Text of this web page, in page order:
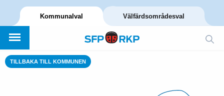
Kommunalval Välfärdsområdesval
TILLBAKA TILL KOMMUNEN